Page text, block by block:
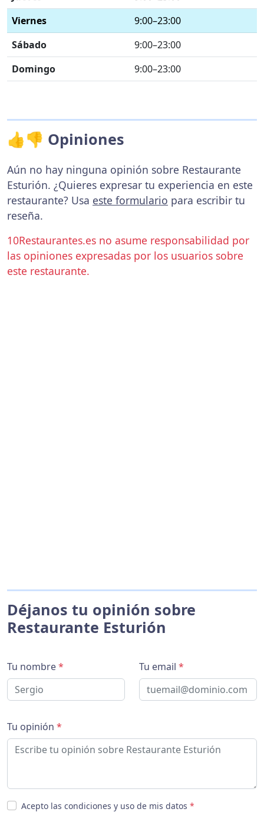
Viernes
9:00–23:00
Sábado
9:00–23:00
Domingo
9:00–23:00
👍👎 Opiniones
Aún no hay ninguna opinión sobre Restaurante
Esturión. ¿Quieres expresar tu experiencia en este
restaurante? Usa este formulario para escribir tu
reseña.
10Restaurantes.es no asume responsabilidad por
las opiniones expresadas por los usuarios sobre
este restaurante.
Déjanos tu opinión sobre
Restaurante Esturión
Tu nombre* Tu email *
Tu opinión *
Acepto las condiciones y uso de mis datos *